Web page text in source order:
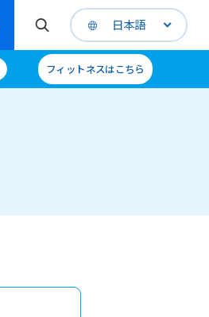
日本語
フィットネスはこちら